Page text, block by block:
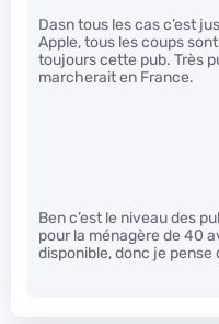
Dasn tous les cas c’est
Apple, tous les coups
toujours cette pub. Très
marcherait en France.
Ben c’est le niveau des
pour la ménagère de 40
disponible, donc je